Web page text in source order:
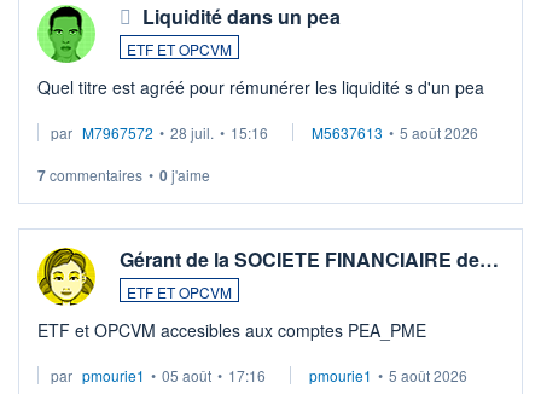
Liquidité dans un pea
ETF ET OPCVM
Quel titre est agréé pour rémunérer les liquidité s d'un pea
par M7967572 • 28 juil. • 15:16 M5637613 • 5 août 2026
7commentaires • 0j'aime
Gérant de la SOCIETE FINANCIAIRE de…
ETF ET OPCVM
ETF et OPCVM accesibles aux comptes PEA_PME
par pmourie1 • 05 août • 17:16 pmourie1 • 5 août 2026